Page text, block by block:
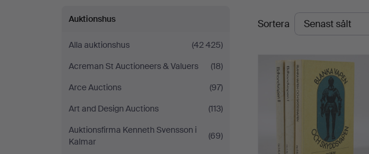
Auktionshus
Alla auktionshus
(42 425)
Acreman St Auctioneers & Valuers
(18)
Arce Auctions
(97)
Art and Design Auctions
(113)
Auktionsfirma Kenneth Svensson i
Kalmar
(69)
Slutpriser
Sortera